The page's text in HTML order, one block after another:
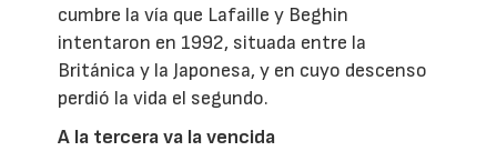
cumbre la vía que Lafaille y Beghin
intentaron en 1992, situada entre la
Británica y la Japonesa, y en cuyo descenso
perdió la vida el segundo.
A la tercera va la vencida